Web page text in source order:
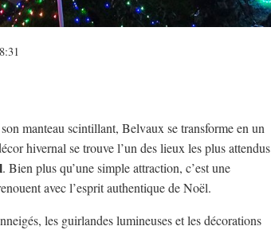
manteau scintillant, Belvaux se transforme en un
hivernal se trouve l’un des lieux les plus attendus
. Bien plus qu’une simple attraction, c’est une
avec l’esprit authentique de Noël.
les guirlandes lumineuses et les décorations